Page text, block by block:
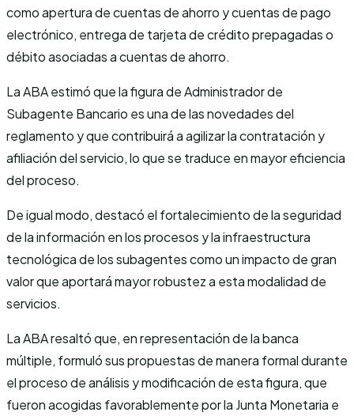
como apertura de cuentas de ahorro y cuentas de pago
electrónico, entrega de tarjeta de crédito prepagadas o
débito asociadas a cuentas de ahorro.
La ABA estimó que la figura de Administrador de
Subagente Bancario es una de las novedades del
reglamento y que contribuirá a agilizar la contratación y
afiliación del servicio, lo que se traduce en mayor eficiencia
del proceso.
De igual modo, destacó el fortalecimiento de la seguridad
de la información en los procesos y la infraestructura
tecnológica de los subagentes como un impacto de gran
valor que aportará mayor robustez a esta modalidad de
servicios.
La ABA resaltó que, en representación de la banca
múltiple, formuló sus propuestas de manera formal durante
el proceso de análisis y modificación de esta figura, que
fueron acogidas favorablemente por la Junta Monetaria e